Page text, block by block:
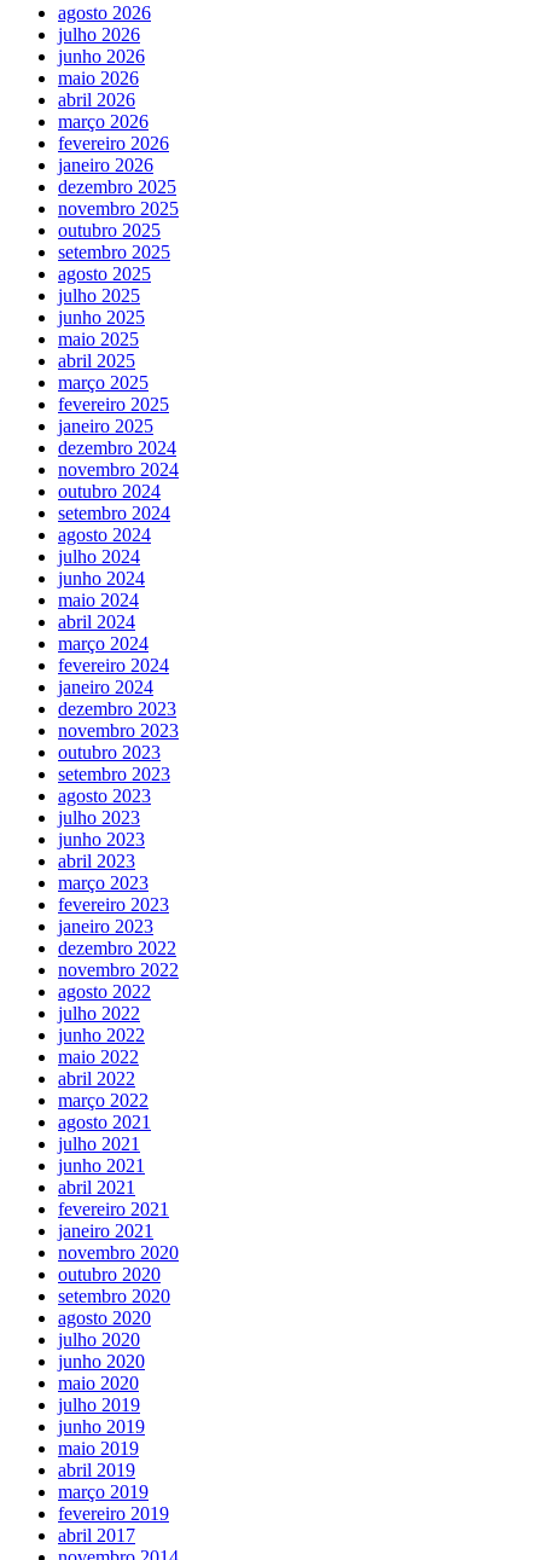
agosto 2026
julho 2026
junho 2026
maio 2026
abril 2026
março 2026
fevereiro 2026
janeiro 2026
dezembro 2025
novembro 2025
outubro 2025
setembro 2025
agosto 2025
julho 2025
junho 2025
maio 2025
abril 2025
março 2025
fevereiro 2025
janeiro 2025
dezembro 2024
novembro 2024
outubro 2024
setembro 2024
agosto 2024
julho 2024
junho 2024
maio 2024
abril 2024
março 2024
fevereiro 2024
janeiro 2024
dezembro 2023
novembro 2023
outubro 2023
setembro 2023
agosto 2023
julho 2023
junho 2023
abril 2023
março 2023
fevereiro 2023
janeiro 2023
dezembro 2022
novembro 2022
agosto 2022
julho 2022
junho 2022
maio 2022
abril 2022
março 2022
agosto 2021
julho 2021
junho 2021
abril 2021
fevereiro 2021
janeiro 2021
novembro 2020
outubro 2020
setembro 2020
agosto 2020
julho 2020
junho 2020
maio 2020
julho 2019
junho 2019
maio 2019
abril 2019
março 2019
fevereiro 2019
abril 2017